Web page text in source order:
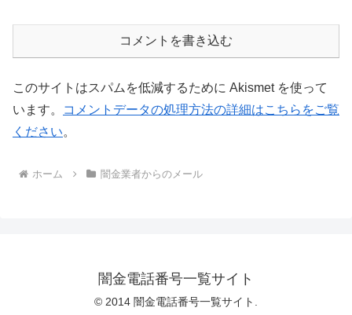
コメントを書き込む
このサイトはスパムを低減するために Akismet を使って
います。
コメントデータの処理方法の詳細はこちらをご覧
ください。
ホーム 闇金業者からのメール
闇金電話番号一覧サイト
© 2014 闇金電話番号一覧サイト.